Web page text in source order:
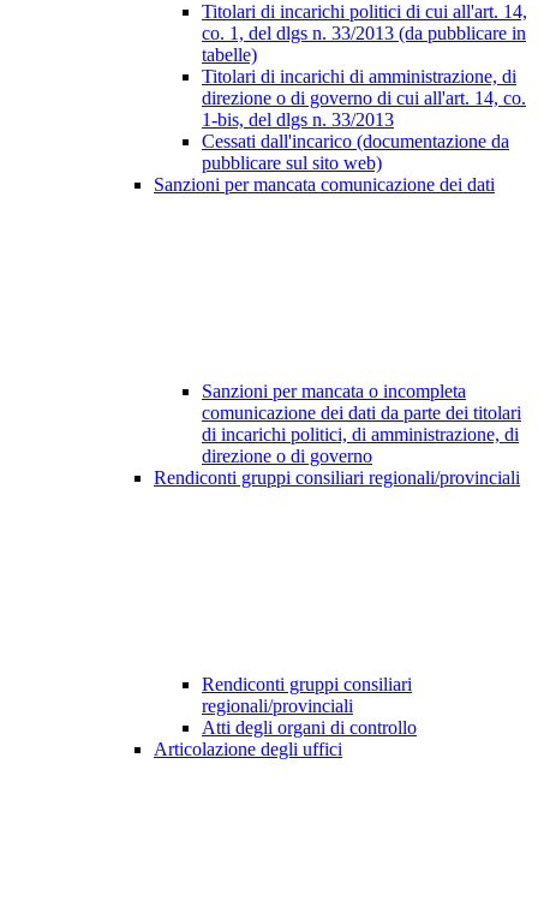
Titolari di incarichi politici di cui all'art. 14,
co. 1, del dlgs n. 33/2013 (da pubblicare in
tabelle)
Titolari di incarichi di amministrazione, di
direzione o di governo di cui all'art. 14, co.
1-bis, del dlgs n. 33/2013
Cessati dall'incarico (documentazione da
pubblicare sul sito web)
Sanzioni per mancata comunicazione dei dati
Sanzioni per mancata o incompleta
comunicazione dei dati da parte dei titolari
di incarichi politici, di amministrazione, di
direzione o di governo
Rendiconti gruppi consiliari regionali/provinciali
Rendiconti gruppi consiliari
regionali/provinciali
Atti degli organi di controllo
Articolazione degli uffici